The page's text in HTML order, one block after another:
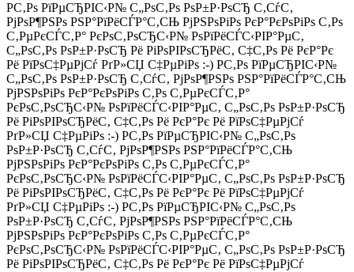
Р­С‚Рѕ РїРµСЂРІС‹Р№ С„РѕС‚Рѕ РѕР±Р·РѕСЂ С‚СѓС‚
РјРѕР¶РЅРѕ РЅР°РїРёСЃР°С‚СЊ РјРЅРѕРіРѕ РєР°РєРѕРіРѕ С‚Рѕ
С‚РµРєСЃС‚Р° РєРѕС‚РѕСЂС‹Р№ РѕРїРёСЃС‹РІР°РµС‚
С„РѕС‚Рѕ РѕР±Р·РѕСЂ Рё РіРѕРІРѕСЂРёС‚ С‡С‚Рѕ Рё РєР°Рє
Рё РїРѕС‡РµРјСѓ РґР»СЏ С‡РµРіРѕ :-) Р­С‚Рѕ РїРµСЂРІС‹Р№
С„РѕС‚Рѕ РѕР±Р·РѕСЂ С‚СѓС‚ РјРѕР¶РЅРѕ РЅР°РїРёСЃР°С‚СЊ
РјРЅРѕРіРѕ РєР°РєРѕРіРѕ С‚Рѕ С‚РµРєСЃС‚Р°
РєРѕС‚РѕСЂС‹Р№ РѕРїРёСЃС‹РІР°РµС‚ С„РѕС‚Рѕ РѕР±Р·РѕСЂ
Рё РіРѕРІРѕСЂРёС‚ С‡С‚Рѕ Рё РєР°Рє Рё РїРѕС‡РµРјСѓ
РґР»СЏ С‡РµРіРѕ :-) Р­С‚Рѕ РїРµСЂРІС‹Р№ С„РѕС‚Рѕ
РѕР±Р·РѕСЂ С‚СѓС‚ РјРѕР¶РЅРѕ РЅР°РїРёСЃР°С‚СЊ
РјРЅРѕРіРѕ РєР°РєРѕРіРѕ С‚Рѕ С‚РµРєСЃС‚Р°
РєРѕС‚РѕСЂС‹Р№ РѕРїРёСЃС‹РІР°РµС‚ С„РѕС‚Рѕ РѕР±Р·РѕСЂ
Рё РіРѕРІРѕСЂРёС‚ С‡С‚Рѕ Рё РєР°Рє Рё РїРѕС‡РµРјСѓ
РґР»СЏ С‡РµРіРѕ :-) Р­С‚Рѕ РїРµСЂРІС‹Р№ С„РѕС‚Рѕ
РѕР±Р·РѕСЂ С‚СѓС‚ РјРѕР¶РЅРѕ РЅР°РїРёСЃР°С‚СЊ
РјРЅРѕРіРѕ РєР°РєРѕРіРѕ С‚Рѕ С‚РµРєСЃС‚Р°
РєРѕС‚РѕСЂС‹Р№ РѕРїРёСЃС‹РІР°РµС‚ С„РѕС‚Рѕ РѕР±Р·РѕСЂ
Рё РіРѕРІРѕСЂРёС‚ С‡С‚Рѕ Рё РєР°Рє Рё РїРѕС‡РµРјСѓ